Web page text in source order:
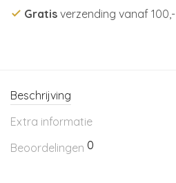
Gratis verzending vanaf 100,-
Beschrijving
Extra informatie
Beoordelingen 0